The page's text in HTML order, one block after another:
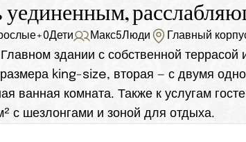
уединенным,
+0Дети Макс5Люди Главный
здании с собственной
king-size, вторая — с двумя
ванная комната. Также к услугам
с шезлонгами и зоной для отдыха.